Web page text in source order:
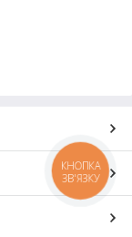
КНОПКА
ЗВ'ЯЗКУ